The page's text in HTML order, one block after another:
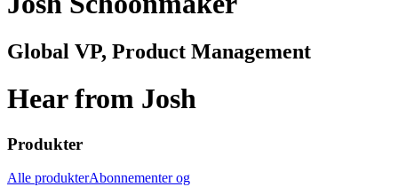
Global VP, Product Management
Hear from Josh
Produkter
Alle produkterAbonnementer og